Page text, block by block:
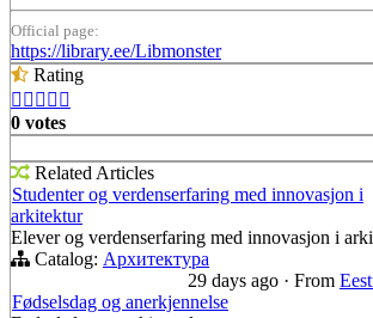
Official page:
https://library.ee/Libmonster
Rating
    
0 votes
Related Articles
Studenter og verdenserfaring med innovasjon i
arkitektur
Elever og verdenserfaring med innovasjon i
Catalog: Архитектура
29 days ago · From
Fødselsdag og anerkjennelse